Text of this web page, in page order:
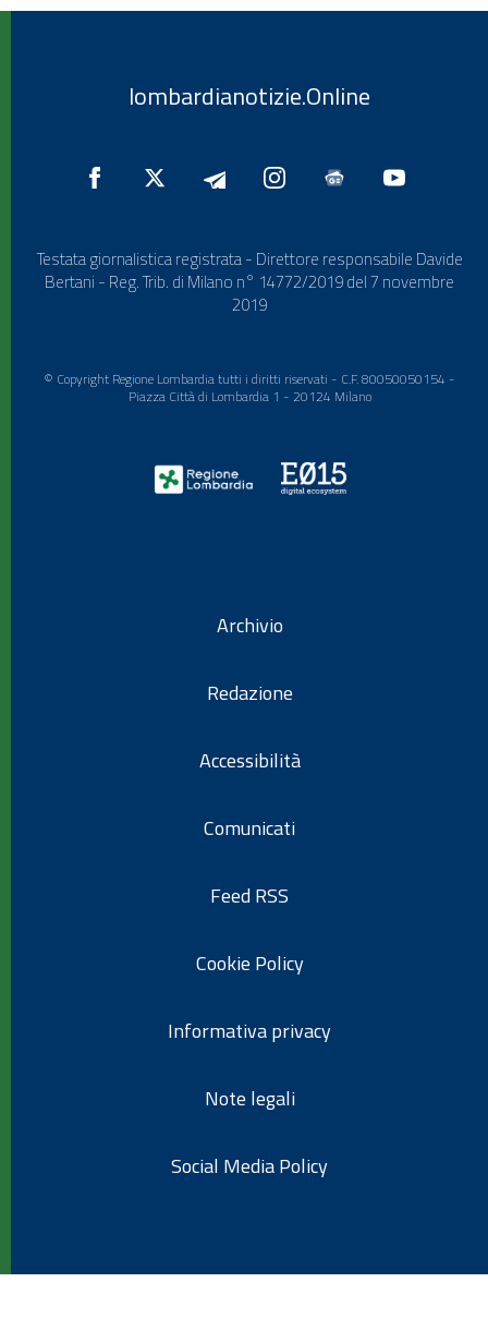
lombardianotizie.Online
Testata giornalistica registrata - Direttore responsabile Davide
Bertani - Reg. Trib. di Milano n° 14772/2019 del 7 novembre
2019
© Copyright Regione Lombardia tutti i diritti riservati - C.F. 80050050154 -
Piazza Città di Lombardia 1 - 20124 Milano
Archivio
Redazione
Accessibilità
Comunicati
Feed RSS
Cookie Policy
Informativa privacy
Note legali
Social Media Policy